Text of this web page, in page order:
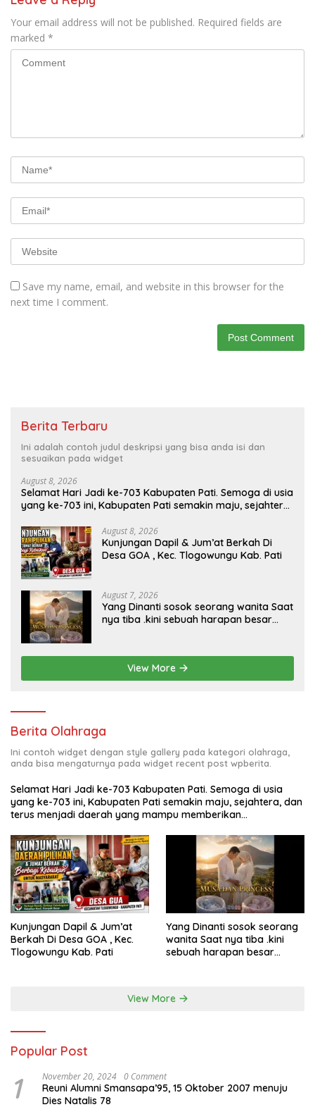
Your email address will not be published. Required fields are
marked *
Save my name, email, and website in this browser for the
next time I comment.
Berita Terbaru
Ini adalah contoh judul deskripsi yang bisa anda isi dan
sesuaikan pada widget
August 8, 2026
Selamat Hari Jadi ke-703 Kabupaten Pati. Semoga di usia
yang ke-703 ini, Kabupaten Pati semakin maju, sejahtera,
kesejahteraan bagi seluruh masyarakatnya. Semoga
sinergi dan kolaborasi yang telah terjalin semakin kuat
demi mewujudkan pembangunan yang berkelanjutan.
Dirgahayu Kabupaten Pati ke-703. Salam sedulur Pati
Selawase. Facebook
August 8, 2026
Kunjungan Dapil & Jum’at Berkah Di
Desa GOA , Kec. Tlogowungu Kab. Pati
August 7, 2026
Yang Dinanti sosok seorang wanita Saat
nya tiba .kini sebuah harapan besar
buah hati yang berjudul Musa & Princes.
View More
Berita Olahraga
Ini contoh widget dengan style gallery pada kategori olahraga,
anda bisa mengaturnya pada widget recent post wpberita.
Selamat Hari Jadi ke-703 Kabupaten Pati. Semoga di usia
yang ke-703 ini, Kabupaten Pati semakin maju, sejahtera, dan
terus menjadi daerah yang mampu memberikan
dan kolaborasi yang telah terjalin semakin kuat demi
mewujudkan pembangunan yang berkelanjutan. Dirgahayu
Kabupaten Pati ke-703. Salam sedulur Pati Selawase.
Facebook
Kunjungan Dapil & Jum’at
Berkah Di Desa GOA , Kec.
Tlogowungu Kab. Pati
Yang Dinanti sosok seorang
wanita Saat nya tiba .kini
sebuah harapan besar
buah hati yang berjudul
View More
Popular Post
1 November 20, 2024 0 Comment
Reuni Alumni Smansapa’95, 15 Oktober 2007 menuju
Dies Natalis 78